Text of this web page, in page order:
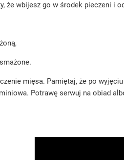
że wbijesz go w środek pieczeni i
mięsa. Pamiętaj, że po
Potrawę serwuj na obiad